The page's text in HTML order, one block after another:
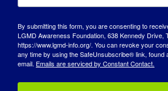
هناك الكثير مما يتعلق بي أكثر
من ذلك.
"علاج" مرضك بالتهاب الغدد
غدًا، فما هو أول شيء تريد
By submitting this form, you are consenting to
LGMD Awareness Foundation, 638 Kennedy Drive,
https://www.lgmd-info.org/. You can revoke your
any time by using the SafeUnsubscribe® link, found
email. Emails are serviced by Constant Contact.